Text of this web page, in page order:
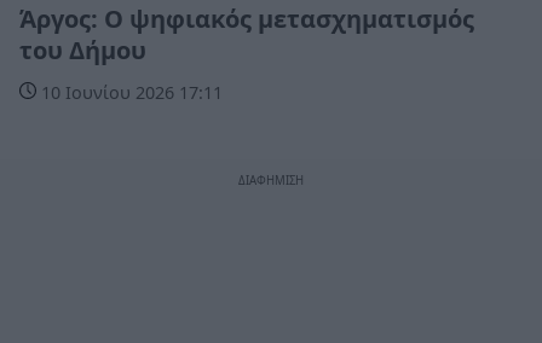
Άργος: Ο ψηφιακός μετασχηματισμός
του Δήμου
10 Ιουνίου 2026 17:11